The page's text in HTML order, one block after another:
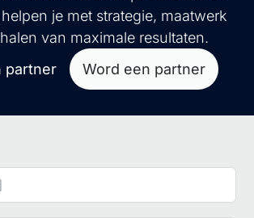
je met strategie, maatwerk
van maximale resultaten.
partner
Word een partner